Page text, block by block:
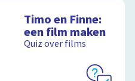
Timo en Finne:
een film maken
Quiz over films